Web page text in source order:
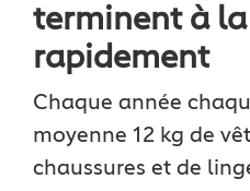
terminent à
rapidement
Chaque année
moyenne 12 kg de
chaussures et de